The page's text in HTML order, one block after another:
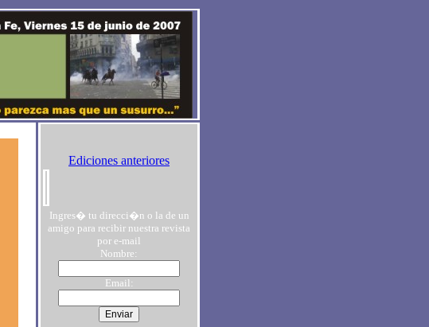
Ediciones anteriores
Ingres� tu direcci�n o la de un
amigo para recibir nuestra revista
por e-mail
Nombre:
Email: